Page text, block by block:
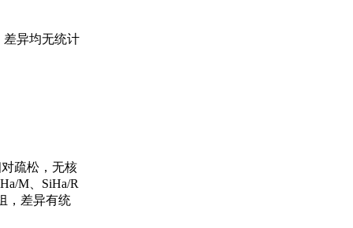
差异均无统计
疏松，无核
M、SiHa/R
，差异有统